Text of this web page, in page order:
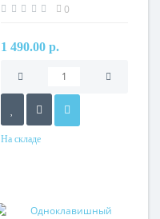
(механизм)
0
1 490.00 р.
На складе